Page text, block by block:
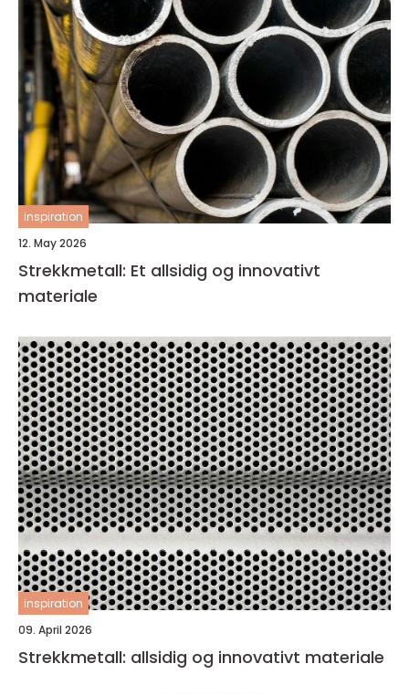
inspiration
12. May 2026
Strekkmetall: Et allsidig og innovativt
materiale
inspiration
09. April 2026
Strekkmetall: allsidig og innovativt materiale